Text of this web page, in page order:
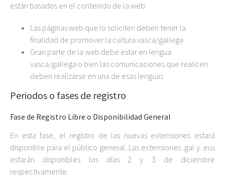
están basados en el contenido de la web:
Las páginas web que lo soliciten deben tener la
finalidad de promover la cultura vasca/gallega
Gran parte de la web debe estar en lengua
vasca/gallega o bien las comunicaciones que realicen
deben realizarse en una de esas lenguas
Periodos o fases de registro
Fase de Registro Libre o Disponibilidad General
En esta fase, el registro de las nuevas extensiones estará
disponible para el público general. Las extensiones .gal y .eus
estarán disponibles los días 2 y 3 de diciembre
respectivamente.